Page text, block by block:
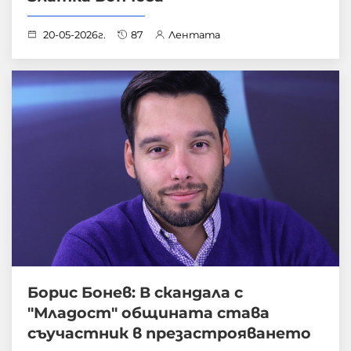
20-05-2026г. 87 Лентата
Борис Бонев: В скандала с
"Младост" общината става
съучастник в презастрояването